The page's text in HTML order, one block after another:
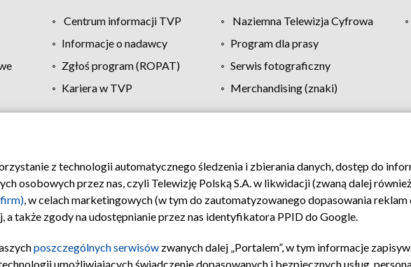
Centrum informacji TVP Naziemna Telewizja Cyfrowa
Informacje o nadawcy
Program dla prasy
Zgłoś program (ROPAT)
Serwis fotograficzny
Kariera w TVP
Merchandising (znaki)
prywatności Moje zgody Pomoc Biuro reklamy Kontakt
z technologii automatycznego śledzenia i zbierania danych, dostęp do
osobowych przez nas, czyli Telewizję Polską S.A. w likwidacji (zwaną dalej również
, w celach marketingowych (w tym do zautomatyzowanego dopasowania
także zgody na udostępnianie przez nas identyfikatora PPID do Google.
poszczególnych serwisów zwanych dalej „Portalem”, w tym informacje
umożliwiających świadczenie dopasowanych i bezpiecznych usług,